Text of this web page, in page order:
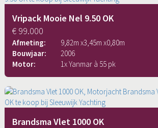
Vripack Mooie Nel 9.50 OK
€ 99.000
Afmeting: 9,82m x3,45m x0,80m
Bouwjaar:
2006
Motor:
1x Yanmar à 55 pk
Brandsma Vlet 1000 OK